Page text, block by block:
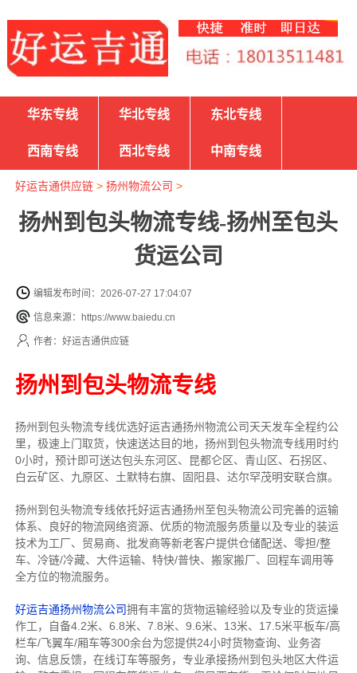
华东专线 华北专线 东北专线
西南专线 西北专线 中南专线
好运吉通供应链> 扬州物流公司 >
扬州到包头物流专线-扬州至包头
货运公司
编辑发布时间：2026-07-27 17:04:07
信息来源：https://www.baiedu.cn
作者：好运吉通供应链
扬州到包头物流专线
扬州到包头物流专线优选好运吉通扬州物流公司天天发车全程约公
里， 极速上门取货，快速送达目的地，扬州到包头物流专线用时约
0小时，预计即可送达包头东河区、昆都仑区、青山区、石拐区、
白云矿区、九原区、土默特右旗、固阳县、达尔罕茂明安联合旗。
扬州到包头物流专线依托好运吉通扬州至包头物流公司完善的运输
体系、良好的物流网络资源、优质的物流服务质量以及专业的装运
技术为工厂、贸易商、批发商等新老客户提供仓储配送、零担/整
车、冷链/冷藏、大件运输、特快/普快、搬家搬厂、回程车调用等
全方位的物流服务。
好运吉通扬州物流公司拥有丰富的货物运输经验以及专业的货运操
作工，自备4.2米、6.8米、7.8米、9.6米、13米、17.5米平板车/高
栏车/飞翼车/厢车等300余台为您提供24小时货物查询、业务咨
询、信息反馈，在线订车等服务， 专业承接扬州到包头地区大件运